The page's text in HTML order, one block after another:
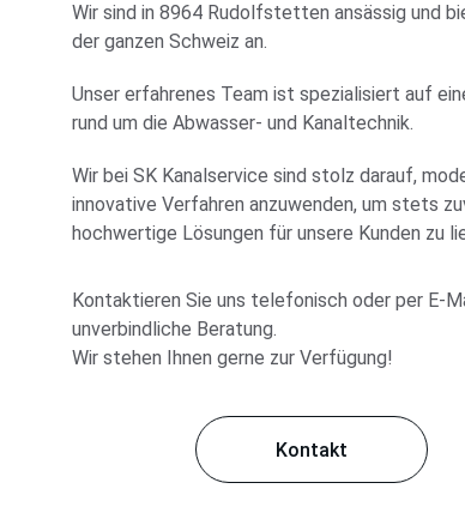
Wir sind in 8964 Rudolfstetten ansässig und
der ganzen Schweiz an.
Unser erfahrenes Team ist spezialisiert auf
rund um die Abwasser- und Kanaltechnik.
Wir bei SK Kanalservice sind stolz darauf,
innovative Verfahren anzuwenden, um stets
hochwertige Lösungen für unsere Kunden zu
Kontaktieren Sie uns telefonisch oder per E-
unverbindliche Beratung.
Wir stehen Ihnen gerne zur Verfügung!
Kontakt